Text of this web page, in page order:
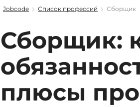
Jobcode Список профессий Сборщик
Сборщик:
плюсы